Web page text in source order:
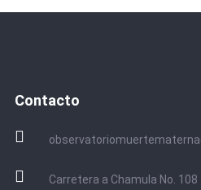
Contacto
Carretera a Chamula No. 108